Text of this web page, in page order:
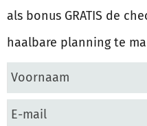
als bonus GRATIS de
haalbare planning te